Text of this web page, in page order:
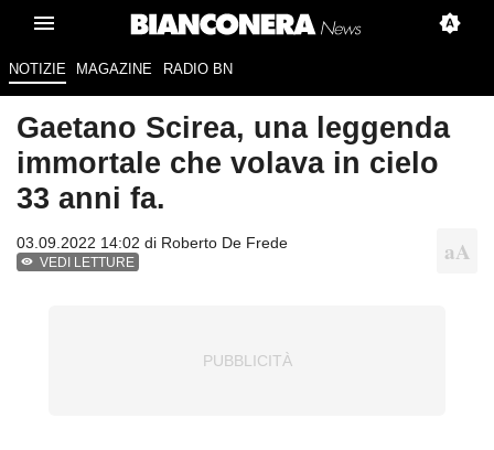
NOTIZIE MAGAZINE RADIO BN
Gaetano Scirea, una leggenda
immortale che volava in cielo
33 anni fa.
03.09.2022 14:02 di Roberto De Frede
VEDI LETTURE